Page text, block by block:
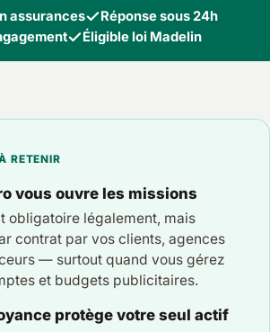
assurances
Réponse sous 24h
Éligible loi Madelin
RETENIR
vous ouvre les missions
obligatoire légalement, mais
contrat par vos clients, agences
— surtout quand vous gérez
et budgets publicitaires.
protège votre seul actif